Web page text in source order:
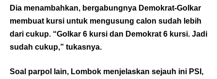
Dia menambahkan, bergabungnya Demokrat-Golkar
membuat kursi untuk mengusung calon sudah lebih
dari cukup. “Golkar 6 kursi dan Demokrat 6 kursi. Jadi
sudah cukup,” tukasnya.
Soal parpol lain, Lombok menjelaskan sejauh ini PSI,